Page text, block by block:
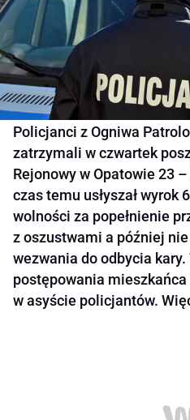
Policjanci z Ogniwa
zatrzymali w czwartek
Rejonowy w Opatowie 23
czas temu usłyszał wyrok
wolności za popełnienie
z oszustwami a później nie
wezwania do odbycia
postępowania mieszkańca
w asyście policjantów.